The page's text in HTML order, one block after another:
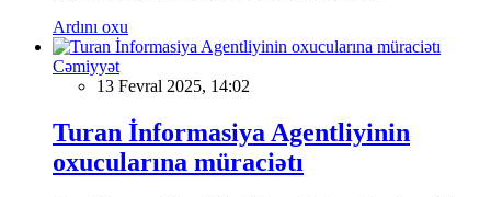
Ardını oxu
Cəmiyyət
13 Fevral 2025, 14:02
Turan İnformasiya Agentliyinin
oxucularına müraciətı